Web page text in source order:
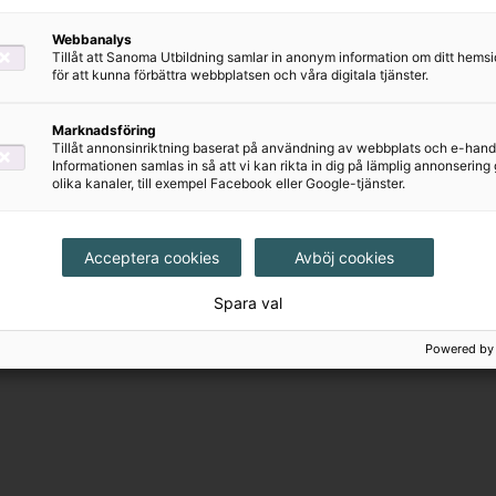
Webbanalys
Tillåt att Sanoma Utbildning samlar in anonym information om ditt
för att kunna förbättra webbplatsen och våra digitala tjänster.
Marknadsföring
Tillåt annonsinriktning baserat på användning av webbplats och e-
Informationen samlas in så att vi kan rikta in dig på lämplig annonsering
olika kanaler, till exempel Facebook eller Google-tjänster.
Acceptera cookies Avböj cookies
Spara val
Powered by